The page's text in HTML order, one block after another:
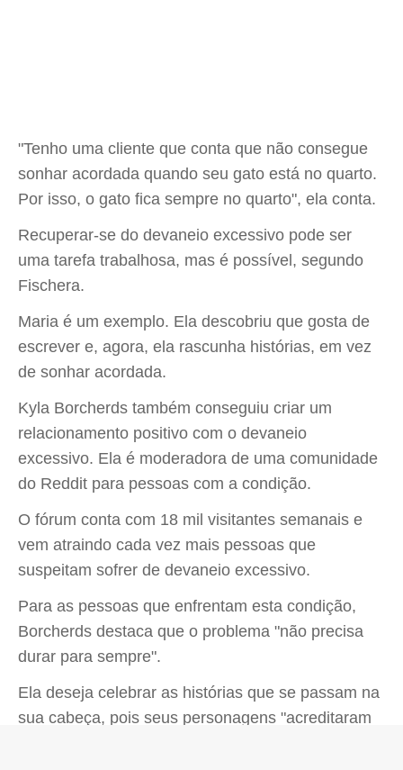
"Tenho uma cliente que conta que não consegue
sonhar acordada quando seu gato está no quarto.
Por isso, o gato fica sempre no quarto", ela conta.
Recuperar-se do devaneio excessivo pode ser
uma tarefa trabalhosa, mas é possível, segundo
Fischera.
Maria é um exemplo. Ela descobriu que gosta de
escrever e, agora, ela rascunha histórias, em vez
de sonhar acordada.
Kyla Borcherds também conseguiu criar um
relacionamento positivo com o devaneio
excessivo. Ela é moderadora de uma comunidade
do Reddit para pessoas com a condição.
O fórum conta com 18 mil visitantes semanais e
vem atraindo cada vez mais pessoas que
suspeitam sofrer de devaneio excessivo.
Para as pessoas que enfrentam esta condição,
Borcherds destaca que o problema "não precisa
durar para sempre".
Ela deseja celebrar as histórias que se passam na
sua cabeça, pois seus personagens "acreditaram